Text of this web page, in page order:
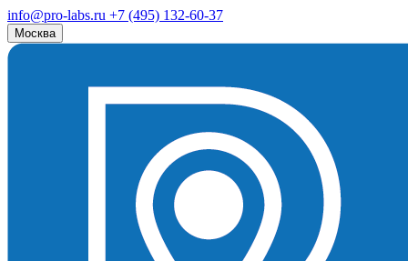
info@pro-labs.ru +7 (495) 132-60-37
Москва